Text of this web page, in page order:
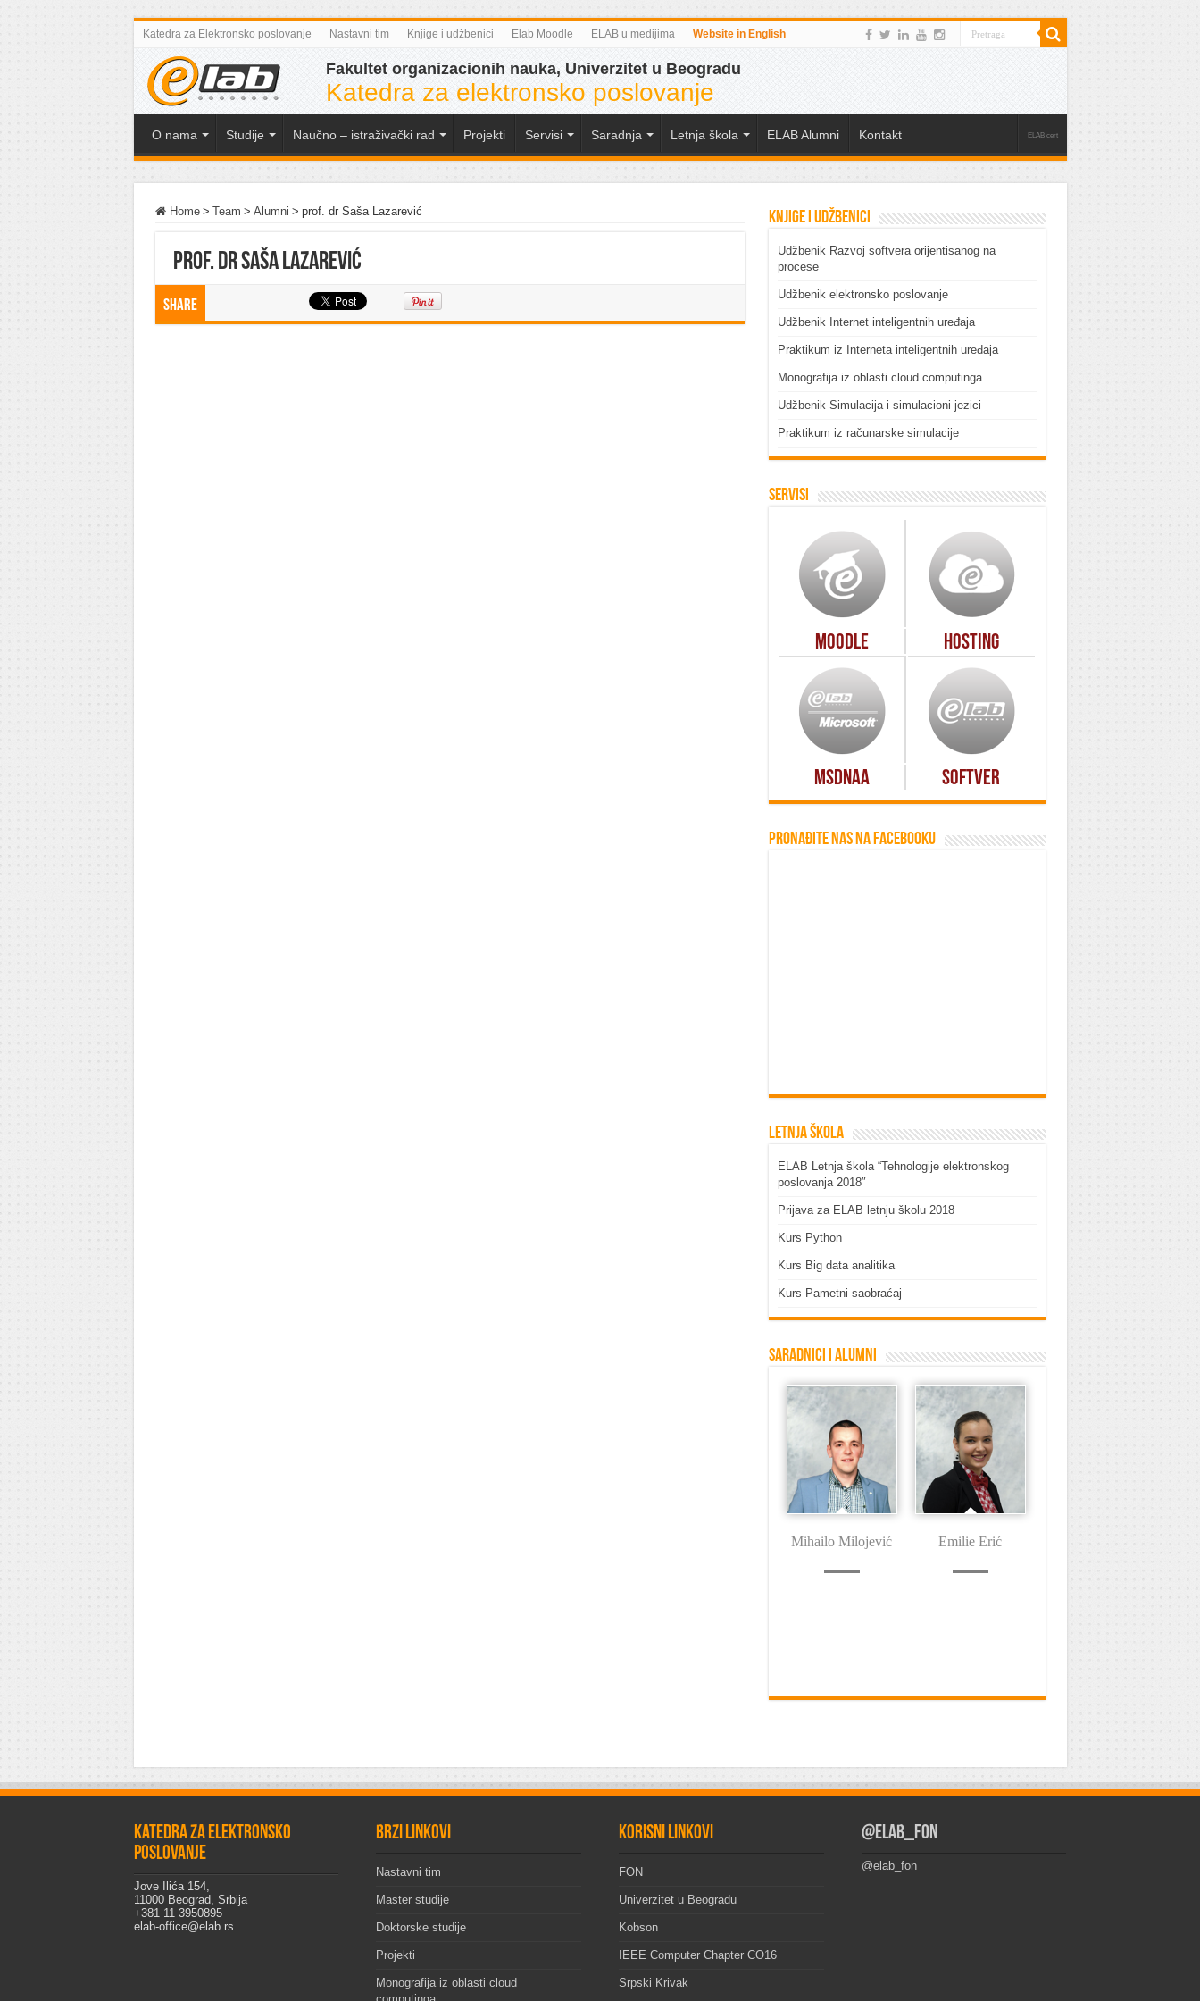
Katedra za Elektronsko poslovanje Nastavni tim Knjige i udžbenici Elab Moodle ELAB u medijima Website in English
Fakultet organizacionih nauka, Univerzitet u Beogradu
Katedra za elektronsko poslovanje
O nama Studije Naučno – istraživački rad Projekti Servisi Saradnja Letnja škola ELAB Alumni Kontakt ELAB cert
Home > Team > Alumni > prof. dr Saša Lazarević
prof. dr Saša Lazarević
Share
Knjige i udžbenici
Udžbenik Razvoj softvera orijentisanog na
procese
Udžbenik elektronsko poslovanje
Udžbenik Internet inteligentnih uređaja
Praktikum iz Interneta inteligentnih uređaja
Monografija iz oblasti cloud computinga
Udžbenik Simulacija i simulacioni jezici
Praktikum iz računarske simulacije
Servisi
Moodle Hosting
MSDNAA Softver
Pronađite nas na Facebooku
Letnja škola
ELAB Letnja škola “Tehnologije elektronskog
poslovanja 2018″
Prijava za ELAB letnju školu 2018
Kurs Python
Kurs Big data analitika
Kurs Pametni saobraćaj
Saradnici i Alumni
Mihailo Milojević Emilie Erić
Katedra za elektronsko
poslovanje
Jove Ilića 154,
11000 Beograd, Srbija
+381 11 3950895
elab-office@elab.rs
Brzi linkovi
Nastavni tim
Master studije
Doktorske studije
Projekti
Monografija iz oblasti cloud
Korisni linkovi
FON
Univerzitet u Beogradu
Kobson
IEEE Computer Chapter CO16
Srpski Krivak
@elab_fon
@elab_fon